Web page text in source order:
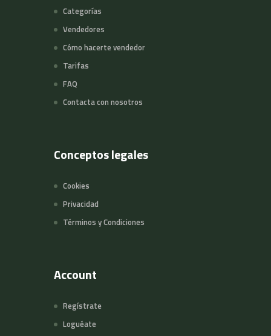
Categorías
Vendedores
Cómo hacerte vendedor
Tarifas
FAQ
Contacta con nosotros
Conceptos legales
Cookies
Privacidad
Términos y Condiciones
Account
Regístrate
Loguéate